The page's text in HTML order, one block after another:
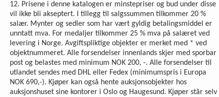
12. Prisene i denne katalogen er minstepriser og bud under disse
vil ikke bli akseptert. I tillegg til salgssummen tilkommer 20 %
salær. Mynter og sedler som har vært gyldig betalingsmiddel er
unntatt mva. For medaljer tilkommer 25 % mva på salæret ved
levering i Norge. Avgiftspliktige objekter er merket med * ved
objektnummeret. Alle forsendelser innenlands skjer med sporbar
post og belastes med minimum NOK 200, -. Alle forsendelser til
utlandet sendes med DHL eller Fedex (minimumspris i Europa
NOK 690,-). Kjøper kan også hente auksjonsobjekter hos
auksjonshuset sine kontorer i Oslo og Haugesund. Kjøper står selv